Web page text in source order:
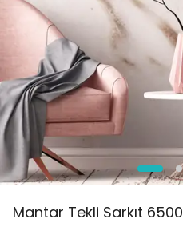
Mantar Tekli Sarkıt 6500